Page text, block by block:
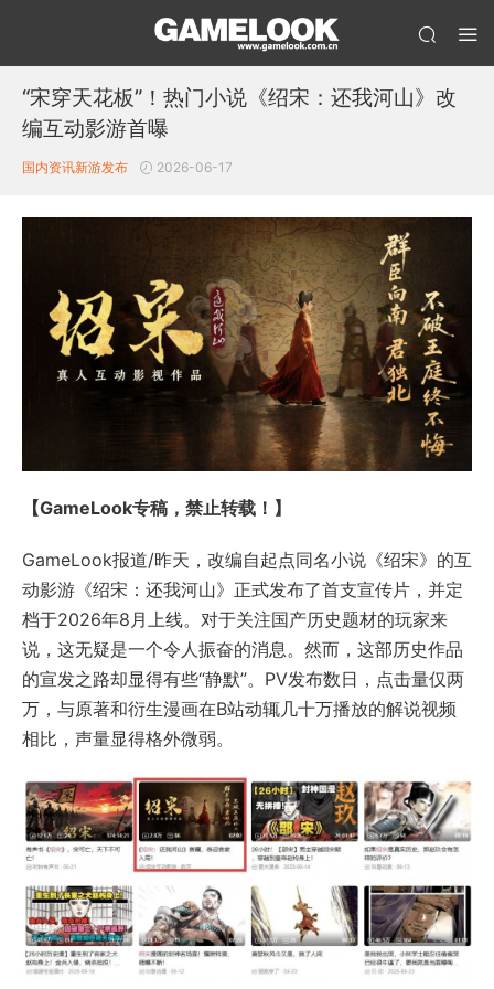
“宋穿天花板”！热门小说《绍宋：还我河山》改
编互动影游首曝
国内资讯新游发布 2026-06-17
【GameLook专稿，禁止转载！】
GameLook报道/昨天，改编自起点同名小说《绍宋》的互
动影游《绍宋：还我河山》正式发布了首支宣传片，并定
档于2026年8月上线。对于关注国产历史题材的玩家来
说，这无疑是一个令人振奋的消息。然而，这部历史作品
的宣发之路却显得有些“静默”。PV发布数日，点击量仅两
万，与原著和衍生漫画在B站动辄几十万播放的解说视频
相比，声量显得格外微弱。